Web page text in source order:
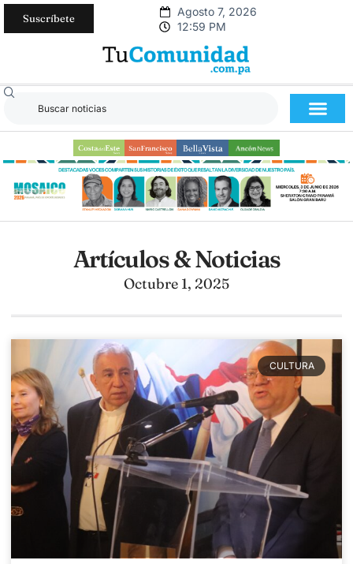
Suscríbete
Agosto 7, 2026
12:59 PM
Artículos & Noticias
Octubre 1, 2025
CULTURA